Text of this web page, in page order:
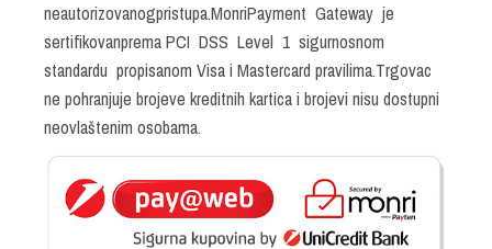
neautorizovanogpristupa.MonriPayment Gateway je
sertifikovanprema PCI DSS Level 1 sigurnosnom
standardu propisanom Visa i Mastercard pravilima.Trgovac
ne pohranjuje brojeve kreditnih kartica i brojevi nisu dostupni
neovlaštenim osobama.